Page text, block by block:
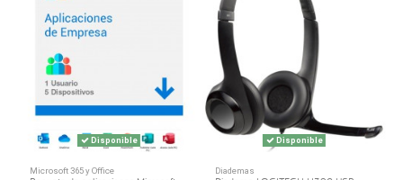
Disponible
Microsoft 365 y Office
Disponible
Diademas